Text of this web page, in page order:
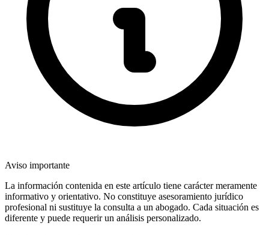
Aviso importante
La información contenida en este artículo tiene carácter meramente
informativo y orientativo. No constituye asesoramiento jurídico
profesional ni sustituye la consulta a un abogado. Cada situación es
diferente y puede requerir un análisis personalizado.